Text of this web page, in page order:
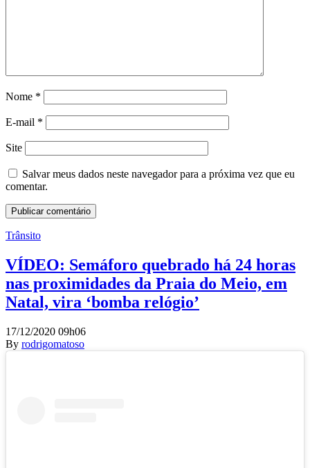
Nome *
E-mail *
Site
Salvar meus dados neste navegador para a próxima vez que eu
comentar.
Trânsito
VÍDEO: Semáforo quebrado há 24 horas
nas proximidades da Praia do Meio, em
Natal, vira ‘bomba relógio’
17/12/2020 09h06
By rodrigomatoso